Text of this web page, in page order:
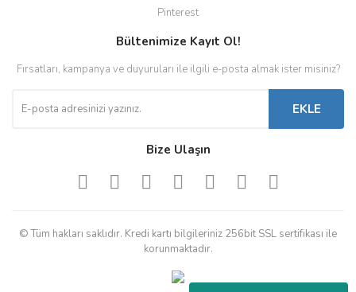
Pinterest
Bültenimize Kayıt Ol!
Fırsatları, kampanya ve duyuruları ile ilgili e-posta almak ister misiniz?
EKLE
Bize Ulaşın
© Tüm hakları saklıdır. Kredi kartı bilgileriniz 256bit SSL sertifikası ile
korunmaktadır.